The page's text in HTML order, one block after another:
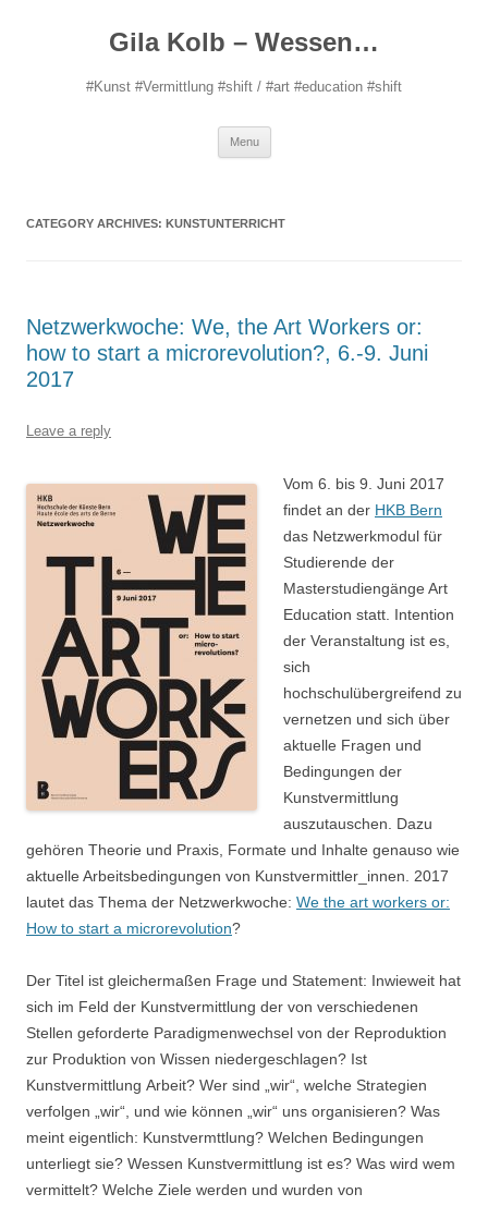
Gila Kolb – Wessen…
#Kunst #Vermittlung #shift / #art #education #shift
Menu
CATEGORY ARCHIVES: KUNSTUNTERRICHT
Netzwerkwoche: We, the Art Workers or:
how to start a microrevolution?, 6.-9. Juni
2017
Leave a reply
Vom 6. bis 9. Juni 2017
findet an der HKB Bern
das Netzwerkmodul für
Studierende der
Masterstudiengänge Art
Education statt. Intention
der Veranstaltung ist es,
sich
hochschulübergreifend zu
vernetzen und sich über
aktuelle Fragen und
Bedingungen der
Kunstvermittlung
auszutauschen. Dazu
gehören Theorie und Praxis, Formate und Inhalte genauso wie
aktuelle Arbeitsbedingungen von Kunstvermittler_innen. 2017
lautet das Thema der Netzwerkwoche: We the art workers or:
How to start a microrevolution?
Der Titel ist gleichermaßen Frage und Statement: Inwieweit hat
sich im Feld der Kunstvermittlung der von verschiedenen
Stellen geforderte Paradigmenwechsel von der Reproduktion
zur Produktion von Wissen niedergeschlagen? Ist
Kunstvermittlung Arbeit? Wer sind „wir“, welche Strategien
verfolgen „wir“, und wie können „wir“ uns organisieren? Was
meint eigentlich: Kunstvermttlung? Welchen Bedingungen
unterliegt sie? Wessen Kunstvermittlung ist es? Was wird wem
vermittelt? Welche Ziele werden und wurden von